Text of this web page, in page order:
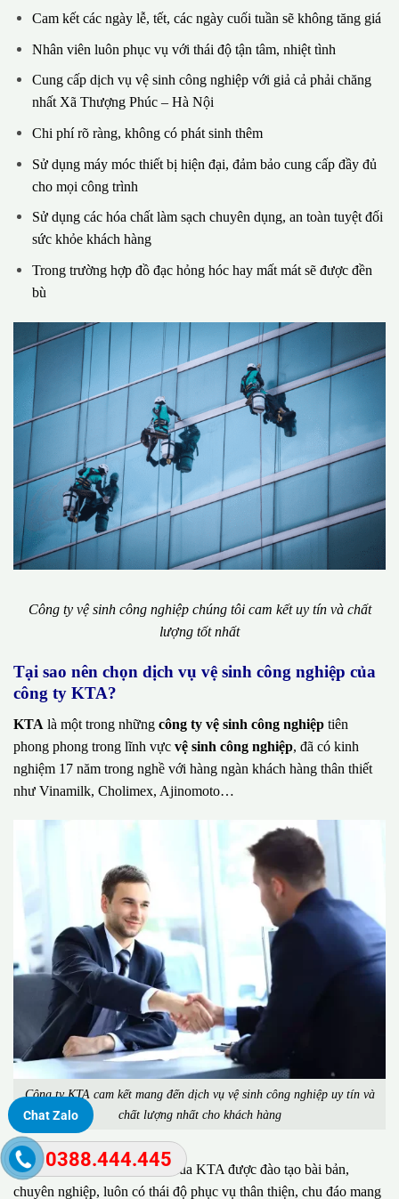
Cam kết các ngày lễ, tết, các ngày cuối tuần sẽ không tăng giá
Nhân viên luôn phục vụ với thái độ tận tâm, nhiệt tình
Cung cấp dịch vụ vệ sinh công nghiệp với giả cả phải chăng
nhất Xã Thượng Phúc – Hà Nội
Chi phí rõ ràng, không có phát sinh thêm
Sử dụng máy móc thiết bị hiện đại, đảm bảo cung cấp đầy đủ
cho mọi công trình
Sử dụng các hóa chất làm sạch chuyên dụng, an toàn tuyệt đối
sức khỏe khách hàng
Trong trường hợp đồ đạc hỏng hóc hay mất mát sẽ được đền
bù
Công ty vệ sinh công nghiệp chúng tôi cam kết uy tín và chất
lượng tốt nhất
Tại sao nên chọn dịch vụ vệ sinh công nghiệp của
công ty KTA?
KTA là một trong những công ty vệ sinh công nghiệp tiên
phong phong trong lĩnh vực vệ sinh công nghiệp, đã có kinh
nghiệm 17 năm trong nghề với hàng ngàn khách hàng thân thiết
như Vinamilk, Cholimex, Ajinomoto…
Công ty KTA cam kết mang đến dịch vụ vệ sinh công nghiệp uy tín và
chất lượng nhất cho khách hàng
Đặc biệt, đội ngũ nhân viên của KTA được đào tạo bài bản,
chuyên nghiệp, luôn có thái độ phục vụ thân thiện, chu đáo mang
Chat Zalo
0388.444.445